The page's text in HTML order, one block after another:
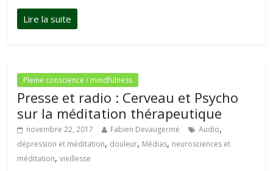
Pleine conscience / mindfulness
Presse et radio : Cerveau et Psycho
sur la méditation thérapeutique
novembre 22, 2017 Fabien Devaugermé Audio,
dépression et méditation, douleur, Médias, neurosciences et
méditation,vieillesse